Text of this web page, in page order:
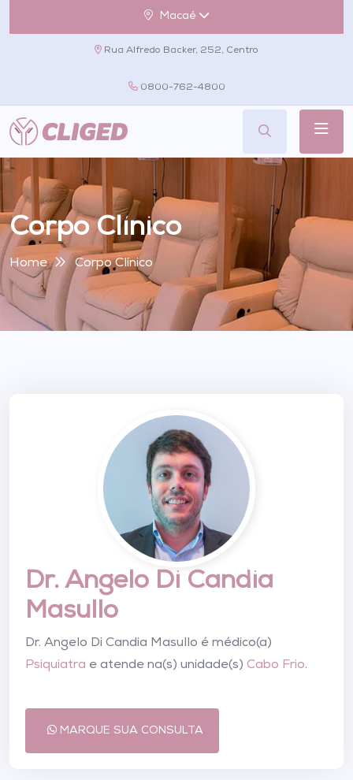
Macaé
Rua Alfredo Backer, 252, Centro
0800-762-4800
Corpo Clínico
Home Corpo Clínico
Dr. Angelo Di Candia
Masullo
Dr. Angelo Di Candia Masullo é médico(a)
Psiquiatra e atende na(s) unidade(s) Cabo Frio.
MARQUE SUA CONSULTA